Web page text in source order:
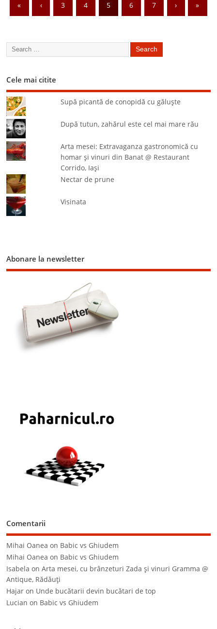
« ‹ 3 4 5 6 7 › »
Cele mai citite
Supă picantă de conopidă cu găluşte
După tutun, zahărul este cel mai mare rău
Arta mesei: Extravaganza gastronomică cu
homar şi vinuri din Banat @ Restaurant
Corrido, Iaşi
Nectar de prune
Visinata
Abonare la newsletter
Comentarii
Mihai Oanea on Babic vs Ghiudem
Mihai Oanea on Babic vs Ghiudem
Isabela onArta mesei, cu brânzeturi Zada şi vinuri Gramma @
Antique, Rădăuţi
Hajar on Unde bucătarii devin bucătari de top
Lucian on Babic vs Ghiudem